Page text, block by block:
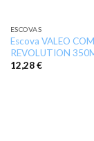
ESCOVAS
Escova VALEO
REVOLUTION
12,28€